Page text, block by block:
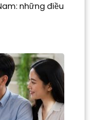
những điều